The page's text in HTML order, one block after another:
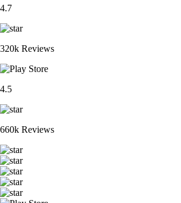
4.7
320k Reviews
4.5
660k Reviews